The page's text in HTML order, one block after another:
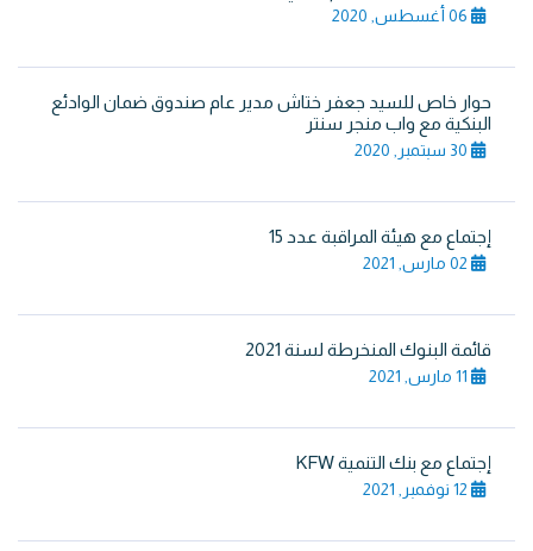
06 أغسطس, 2020
حوار خاص للسيد جعفر ختاش مدير عام صندوق ضمان الوادئع
البنكية مع واب منجر سنتر
30 سبتمبر, 2020
إجتماع مع هيئة المراقبة عدد 15
02 مارس, 2021
قائمة البنوك المنخرطة لسنة 2021
11 مارس, 2021
إجتماع مع بنك التنمية KFW
12 نوفمبر, 2021